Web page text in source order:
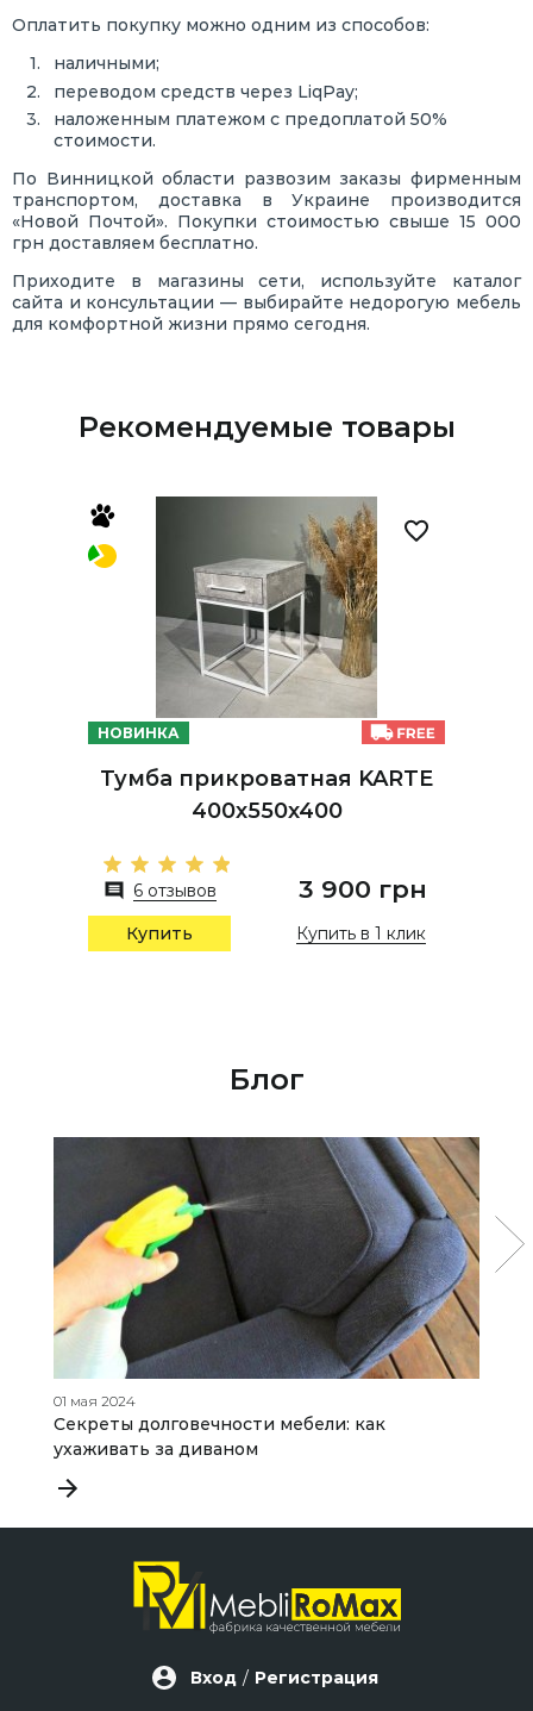
Оплатить покупку можно одним из способов:
наличными;
переводом средств через LiqPay;
наложенным платежом с предоплатой 50%
стоимости.
По Винницкой области развозим заказы фирменным
транспортом, доставка в Украине производится
«Новой Почтой». Покупки стоимостью свыше 15 000
грн доставляем бесплатно.
Приходите в магазины сети, используйте каталог
сайта и консультации — выбирайте недорогую мебель
для комфортной жизни прямо сегодня.
Рекомендуемые товары
НОВИНКА
Тумба прикроватная KARTE
400х550х400
6 отзывов 3 900 грн
Купить Купить в 1 клик
Блог
01 мая 2024
Секреты долговечности мебели: как
ухаживать за диваном
Вход / Регистрация